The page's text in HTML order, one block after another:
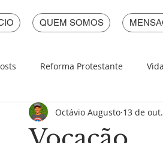
QUEM SOMOS
Reforma Protestante Vida
Natal Ano Novo
Octávio Augusto 13 de